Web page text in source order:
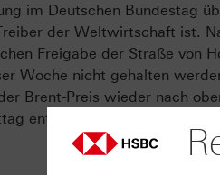
im Deutschen Bundestag
der Weltwirtschaft ist.
Freigabe der Straße von
Woche nicht gehalten
Brent-Preis wieder nach
entspricht das einem Plus